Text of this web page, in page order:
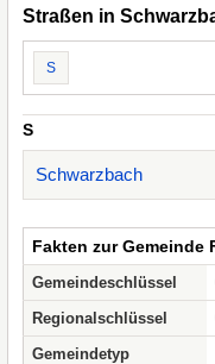
Straßen in
S
S
Schwarzbach
Fakten zur Gemeinde
Gemeindeschlüssel
Regionalschlüssel
Gemeindetyp